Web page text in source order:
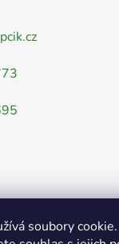
soubory